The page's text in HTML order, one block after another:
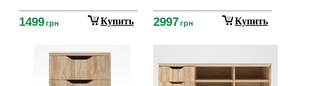
1499грн Купить 2997грн Купить